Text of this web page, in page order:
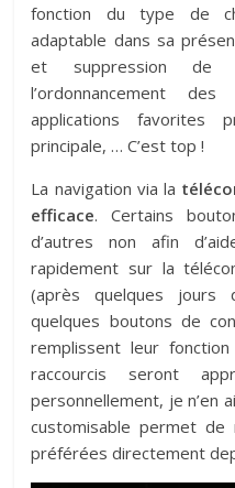
fonction du type de
adaptable dans sa
et suppression de
l’ordonnancement
applications favorites
principale, … C’est top !
La navigation via la
efficace. Certains
d’autres non afin
rapidement sur la
(après quelques jours
quelques boutons de
remplissent leur
raccourcis seront
personnellement, je n’en
customisable permet de
préférées directement